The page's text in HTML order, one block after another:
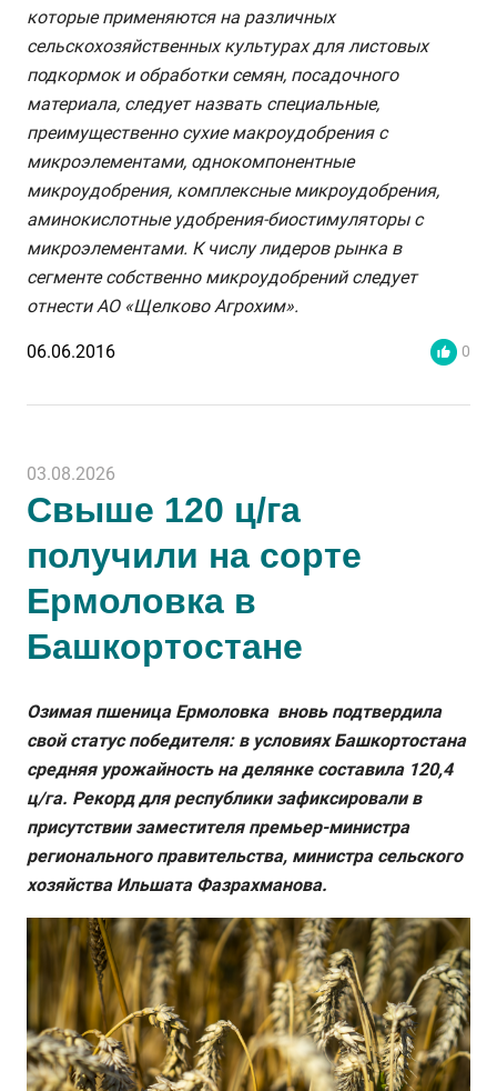
которые применяются на различных
сельскохозяйственных культурах для листовых
подкормок и обработки семян, посадочного
материала, следует назвать специальные,
преимущественно сухие макроудобрения с
микроэлементами, однокомпонентные
микроудобрения, комплексные микроудобрения,
аминокислотные удобрения-биостимуляторы с
микроэлементами. К числу лидеров рынка в
сегменте собственно микроудобрений следует
отнести АО «Щелково Агрохим».
06.06.2016 0
03.08.2026
Свыше 120 ц/га
получили на сорте
Ермоловка в
Башкортостане
Озимая пшеница Ермоловка вновь подтвердила
свой статус победителя: в условиях Башкортостана
средняя урожайность на делянке составила 120,4
ц/га. Рекорд для республики зафиксировали в
присутствии заместителя премьер-министра
регионального правительства, министра сельского
хозяйства Ильшата Фазрахманова.